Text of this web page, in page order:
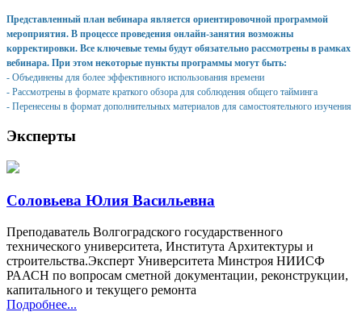
Представленный план вебинара является ориентировочной программой
мероприятия. В процессе проведения онлайн-занятия возможны
корректировки. Все ключевые темы будут обязательно рассмотрены в рамках
вебинара. При этом некоторые пункты программы могут быть:
- Объединены для более эффективного использования времени
- Рассмотрены в формате краткого обзора для соблюдения общего тайминга
- Перенесены в формат дополнительных материалов для самостоятельного изучения
Эксперты
Соловьева Юлия Васильевна
Преподаватель Волгоградского государственного
технического университета, Института Архитектуры и
строительства.Эксперт Университета Минстроя НИИСФ
РААСН по вопросам сметной документации, реконструкции,
капитального и текущего ремонта
Подробнее...